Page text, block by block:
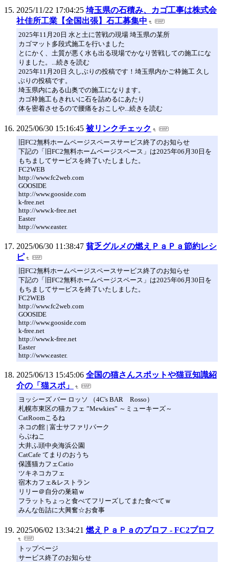
2025/11/22 17:04:25 埼玉県の石積み、カゴ工事は株式会
社佳所工業【全国出張】石工募集中
2025年11月20日 水と土に苦戦の現場 埼玉県の某所
カゴマット多段式施工を行いました
とにかく、土質が悪く水も出る現場でかなり苦戦しての施工にな
りました。...続きを読む
2025年11月20日 久しぶりの投稿です！埼玉県内かご枠施工 久し
ぶりの投稿です。
埼玉県内にある山奥での施工になります。
カゴ枠施工もきれいに石を詰めるにあたり
体を密着させるので腰痛をおこしや...続きを読む
2025/06/30 15:16:45 被リンクチェック
旧FC2無料ホームページスペースサービス終了のお知らせ
下記の「旧FC2無料ホームページスペース」は2025年06月30日を
もちましてサービスを終了いたしました。
FC2WEB
http://www.fc2web.com
GOOSIDE
http://www.gooside.com
k-free.net
http://www.k-free.net
Easter
http://www.easter.
2025/06/30 11:38:47 貧乏グルメの燃えＰａＰａ節約レシ
ピ
旧FC2無料ホームページスペースサービス終了のお知らせ
下記の「旧FC2無料ホームページスペース」は2025年06月30日を
もちましてサービスを終了いたしました。
FC2WEB
http://www.fc2web.com
GOOSIDE
http://www.gooside.com
k-free.net
http://www.k-free.net
Easter
http://www.easter.
2025/06/13 15:45:06 全国の猫さんスポットや猫豆知識紹
介の「猫スポ」
ヨッシーズ バー ロッソ （4C's BAR Rosso）
札幌市東区の猫カフェ ”Mewkies” ～ミューキーズ～
CatRoomこるね
ネコの館 | 富士サファリパーク
らぶねこ
大井ふ頭中央海浜公園
CatCafe てまりのおうち
保護猫カフェCatio
ツキネコカフェ
宿木カフェ&レストラン
リリー＠自分の巣箱ｗ
フラットちょっと食べてフリーズしてまた食べてｗ
みんな缶詰に大興奮☆お食事
2025/06/02 13:34:21 燃えＰａＰａのプロフ - FC2プロフ
トップページ
サービス終了のお知らせ